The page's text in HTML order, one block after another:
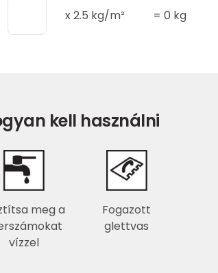
x2.5 kg/m² =0 kg
kell használni
meg a
vízzel
Fogazott
glettvas